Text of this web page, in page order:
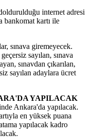
internet adresi
bankomat kartı ile
sınava giremeyecek.
sayılan, sınava
sınavdan çıkarılan,
sayılan adaylara ücret
YAPILACAK
Ankara'da yapılacak.
en yüksek puana
yapılacak kadro